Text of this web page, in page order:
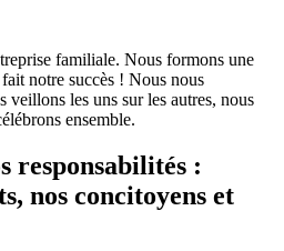
familiale. Nous formons une
notre succès ! Nous nous
veillons les uns sur les autres, nous
ensemble.
responsabilités :
nos concitoyens et